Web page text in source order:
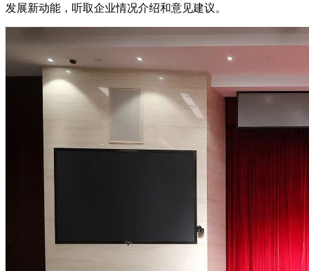
发展新动能，听取企业情况介绍和意见建议。